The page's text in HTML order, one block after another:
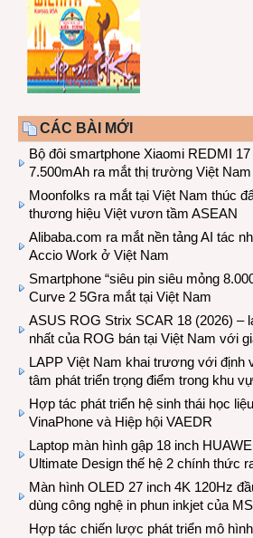
CÁC BÀI MỚI
Bộ đôi smartphone Xiaomi REDMI
7.500mAh ra mắt thị trường Việt Nam
Moonfolks ra mắt tại Việt Nam thúc
thương hiệu Việt vươn tầm ASEAN
Alibaba.com ra mắt nền tảng AI tác
Accio Work ở Việt Nam
Smartphone “siêu pin siêu mỏng
Curve 2 5Gra mắt tại Việt Nam
ASUS ROG Strix SCAR 18 (2026) –
nhất của ROG bán tại Việt Nam với
LAPP Việt Nam khai trương với định
tâm phát triển trọng điểm trong khu
Hợp tác phát triển hệ sinh thái học
VinaPhone và Hiệp hội VAEDR
Laptop màn hình gập 18 inch
Ultimate Design thế hệ 2 chính thức
Màn hình OLED 27 inch 4K 120Hz
dùng công nghệ in phun inkjet của
Hợp tác chiến lược phát triển mô